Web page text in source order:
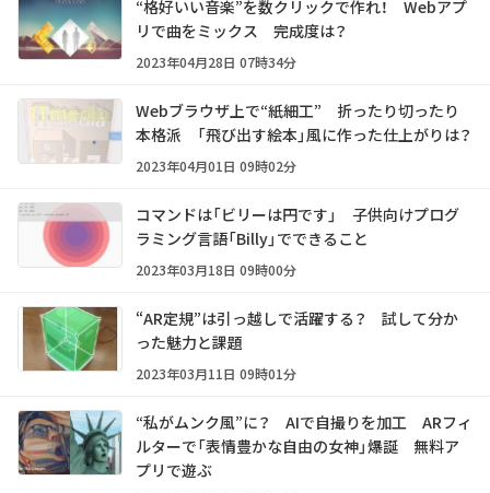
“格好いい音楽”を数クリックで作れ！ Webアプ
リで曲をミックス 完成度は？
2023年04月28日 07時34分
Webブラウザ上で“紙細工” 折ったり切ったり
本格派 「飛び出す絵本」風に作った仕上がりは？
2023年04月01日 09時02分
コマンドは「ビリーは円です」 子供向けプログ
ラミング言語「Billy」でできること
2023年03月18日 09時00分
“AR定規”は引っ越しで活躍する？ 試して分か
った魅力と課題
2023年03月11日 09時01分
“私がムンク風”に？ AIで自撮りを加工 ARフィ
ルターで「表情豊かな自由の女神」爆誕 無料ア
プリで遊ぶ